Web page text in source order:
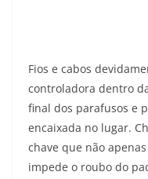
Fios e cabos
controladora dentro
final dos parafusos e
encaixada no lugar.
chave que não
impede o roubo do